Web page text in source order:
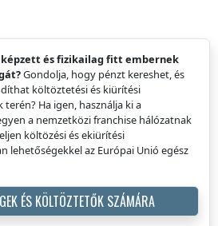
és fizikailag fitt embernek
Gondolja, hogy pénzt kereshet, és
költöztetési és kiürítési
Ha igen, használja ki a
a nemzetközi franchise hálózatnak
költözési és ekiürítési
lehetőségekkel az Európai Unió egész
ÉS KÖLTÖZTETŐK SZÁMÁRA